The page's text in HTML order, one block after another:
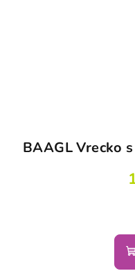
BAAGL Vrecko